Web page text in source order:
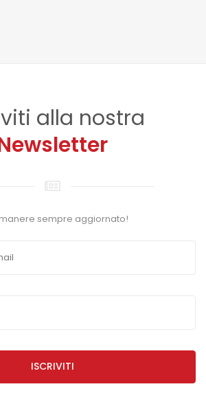
alla nostra
sempre aggiornato!
ISCRIVITI